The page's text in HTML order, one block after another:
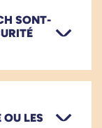
SONT-
LES